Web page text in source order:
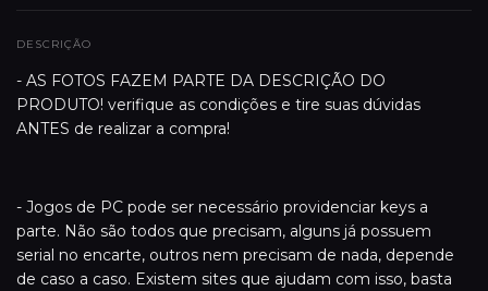
DESCRIÇÃO
- AS FOTOS FAZEM PARTE DA DESCRIÇÃO DO
PRODUTO! verifique as condições e tire suas dúvidas
ANTES de realizar a compra!
- Jogos de PC pode ser necessário providenciar keys a
parte. Não são todos que precisam, alguns já possuem
serial no encarte, outros nem precisam de nada, depende
de caso a caso. Existem sites que ajudam com isso, basta